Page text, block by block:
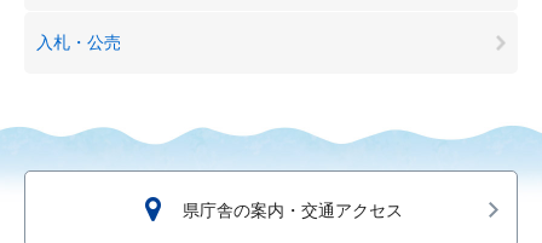
入札・公売
県庁舎の案内・交通アクセス